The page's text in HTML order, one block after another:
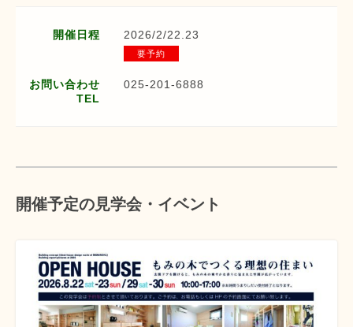
開催日程 2026/2/22.23
要予約
お問い合わせ
TEL
025-201-6888
開催予定の見学会・イベント